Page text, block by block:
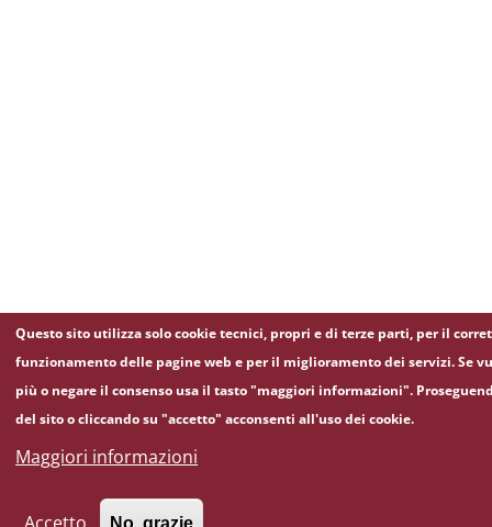
Questo sito utilizza solo cookie tecnici, propri e di terze parti, per il
funzionamento delle pagine web e per il miglioramento dei servizi. Se
più o negare il consenso usa il tasto "maggiori informazioni".
del sito o cliccando su "accetto" acconsenti all'uso dei cookie.
Maggiori informazioni
Accetto No, grazie